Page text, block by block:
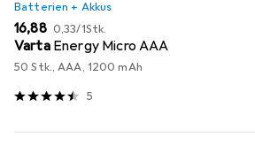
Batterien + Akkus
EUR
16,88 EUR
0,33/1Stk.
Varta Energy Micro AAA
50 Stk., AAA, 1200 mAh
5